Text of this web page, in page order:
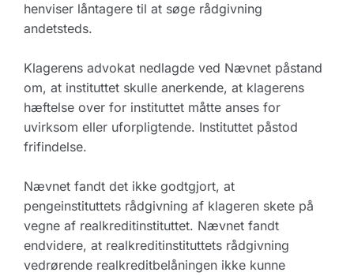
henviser låntagere til at søge rådgivning
andetsteds.
Klagerens advokat nedlagde ved Nævnet påstand
om, at instituttet skulle anerkende, at klagerens
hæftelse over for instituttet måtte anses for
uvirksom eller uforpligtende. Instituttet påstod
frifindelse.
Nævnet fandt det ikke godtgjort, at
pengeinstituttets rådgivning af klageren skete på
vegne af realkreditinstituttet. Nævnet fandt
endvidere, at realkreditinstituttets rådgivning
vedrørende realkreditbelåningen ikke kunne